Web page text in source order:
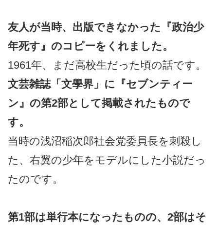
友人が当時、出版できなかった『政治少
年死す』のコピーをくれました。
1961年、まだ高校生だった頃の話です。
文芸雑誌「文學界」に『セブンティー
ン』の第2部として掲載されたもので
す。
当時の浅沼稲次郎社会党委員長を刺殺し
た、右翼の少年をモデルにした小説だっ
たのです。
第1部は単行本になったものの、2部はそ